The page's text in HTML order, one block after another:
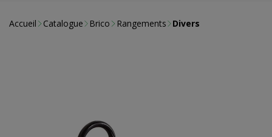
Accueil Catalogue Brico Rangements Divers